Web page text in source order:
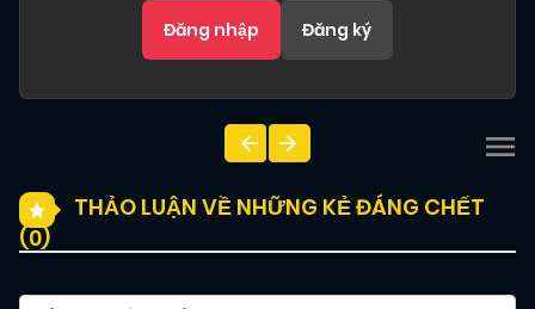
Đăng nhập Đăng ký
THẢO LUẬN VỀ NHỮNG KẺ ĐÁNG CHẾT
(0)